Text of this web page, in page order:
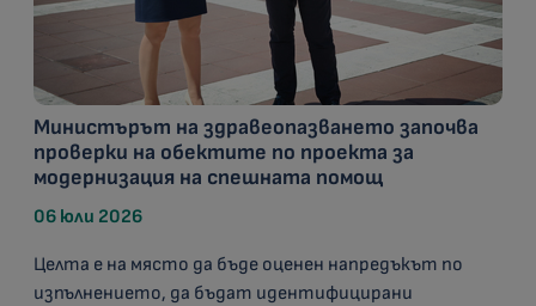
Министърът на здравеопазването започва
проверки на обектите по проекта за
модернизация на спешната помощ
06 юли 2026
Целта е на място да бъде оценен напредъкът по
изпълнението, да бъдат идентифицирани